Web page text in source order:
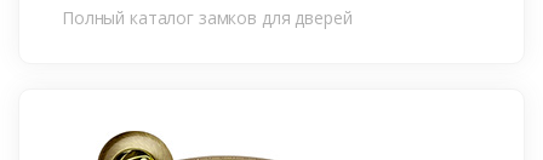
Полный каталог замков для дверей